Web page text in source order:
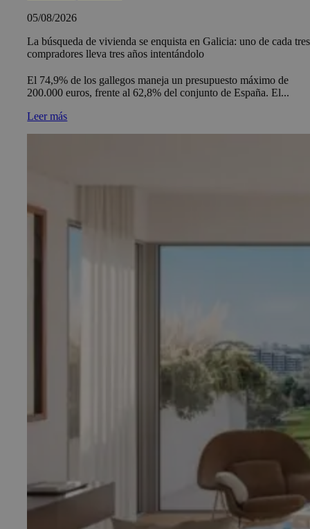
05/08/2026
La búsqueda de vivienda se enquista en Galicia: uno de cada tres
compradores lleva tres años intentándolo
El 74,9% de los gallegos maneja un presupuesto máximo de
200.000 euros, frente al 62,8% del conjunto de España. El...
Leer más